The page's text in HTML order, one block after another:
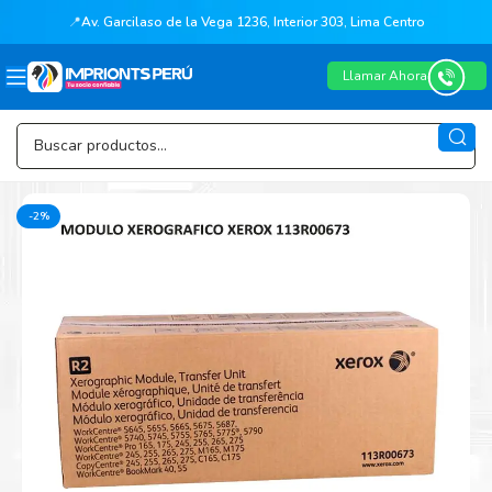
📍Av. Garcilaso de la Vega 1236, Interior 303, Lima Centro
Llamar Ahora
-2%